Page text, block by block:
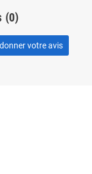
(0)
votre avis